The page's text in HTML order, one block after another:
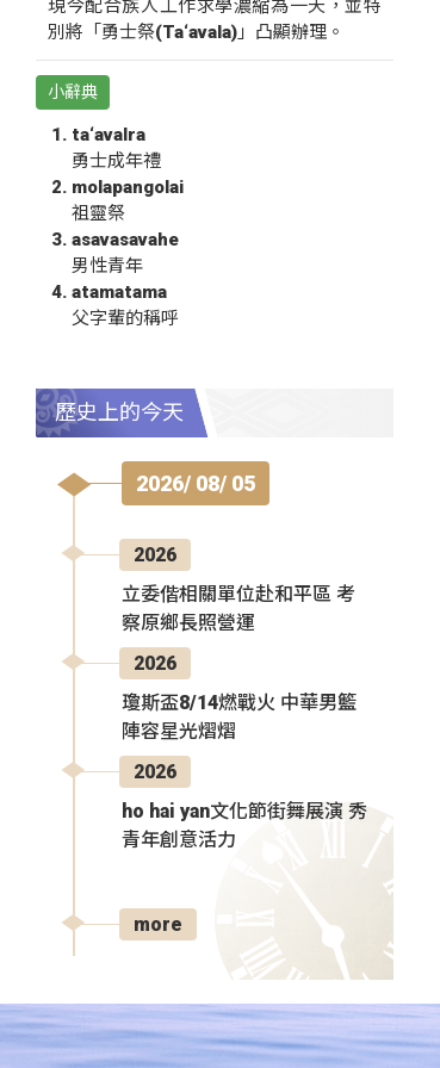
現今配合族人工作求學濃縮為一天，並特
別將「勇士祭(Ta‘avala)」凸顯辦理。
小辭典
ta‘avalra
勇士成年禮
molapangolai
祖靈祭
asavasavahe
男性青年
atamatama
父字輩的稱呼
歷史上的今天
2026/ 08/ 05
2026
立委偕相關單位赴和平區 考
察原鄉長照營運
2026
瓊斯盃8/14燃戰火 中華男籃
陣容星光熠熠
2026
ho hai yan文化節街舞展演 秀
青年創意活力
more